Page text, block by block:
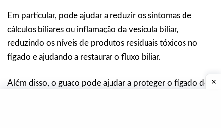
Em particular, pode ajudar a reduzir os sintomas de
cálculos biliares ou inflamação da vesícula biliar,
reduzindo os níveis de produtos residuais tóxicos no
fígado e ajudando a restaurar o fluxo biliar.
Além disso, o guaco pode ajudar a proteger o fígado dos